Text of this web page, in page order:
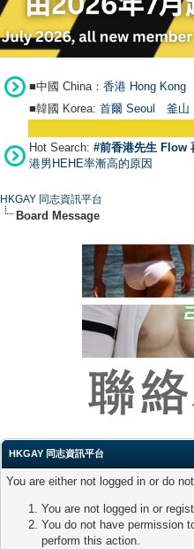
■中國 China： 香港 Hong Kong
■韓國 Korea: 首爾 Seou 釜山
Hot Search: #前香港先生 Flow
港男HEHE率漸高的原因
HKGAY 同志資訊平台
Board Message
HKGAY 同志資訊平台
You are either not logged in or do
You are not logged in or
You do not have permission
perform this action.